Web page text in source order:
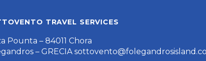
TRAVEL SERVICES
Pounta – 84011 Chora
– GRECIA